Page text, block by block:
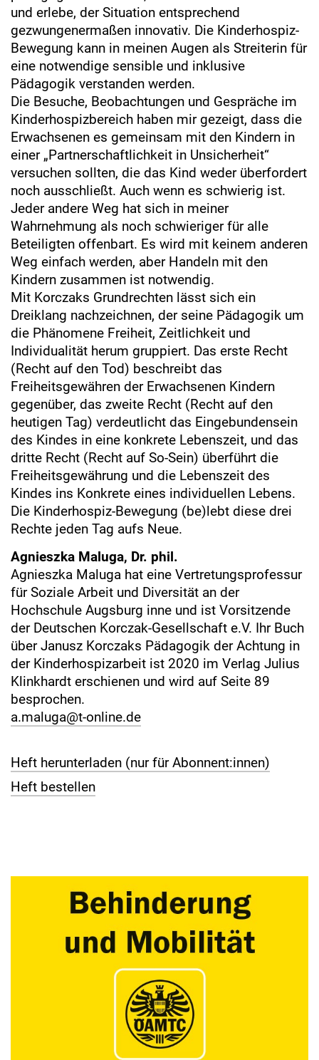
und erlebe, der Situation entsprechend
gezwungenermaßen innovativ. Die Kinderhospiz-
Bewegung kann in meinen Augen als Streiterin für
eine notwendige sensible und inklusive
Pädagogik verstanden werden.
Die Besuche, Beobachtungen und Gespräche im
Kinderhospizbereich haben mir gezeigt, dass die
Erwachsenen es gemeinsam mit den Kindern in
einer „Partnerschaftlichkeit in Unsicherheit“
versuchen sollten, die das Kind weder überfordert
noch ausschließt. Auch wenn es schwierig ist.
Jeder andere Weg hat sich in meiner
Wahrnehmung als noch schwieriger für alle
Beteiligten offenbart. Es wird mit keinem anderen
Weg einfach werden, aber Handeln mit den
Kindern zusammen ist notwendig.
Mit Korczaks Grundrechten lässt sich ein
Dreiklang nachzeichnen, der seine Pädagogik um
die Phänomene Freiheit, Zeitlichkeit und
Individualität herum gruppiert. Das erste Recht
(Recht auf den Tod) beschreibt das
Freiheitsgewähren der Erwachsenen Kindern
gegenüber, das zweite Recht (Recht auf den
heutigen Tag) verdeutlicht das Eingebundensein
des Kindes in eine konkrete Lebenszeit, und das
dritte Recht (Recht auf So-Sein) überführt die
Freiheitsgewährung und die Lebenszeit des
Kindes ins Konkrete eines individuellen Lebens.
Die Kinderhospiz-Bewegung (be)lebt diese drei
Rechte jeden Tag aufs Neue.
Agnieszka Maluga, Dr. phil.
Agnieszka Maluga hat eine Vertretungsprofessur
für Soziale Arbeit und Diversität an der
Hochschule Augsburg inne und ist Vorsitzende
der Deutschen Korczak-Gesellschaft e.V. Ihr Buch
über Janusz Korczaks Pädagogik der Achtung in
der Kinderhospizarbeit ist 2020 im Verlag Julius
Klinkhardt erschienen und wird auf Seite 89
besprochen.
a.maluga@t-online.de
Heft herunterladen (nur für Abonnent:innen)
Heft bestellen